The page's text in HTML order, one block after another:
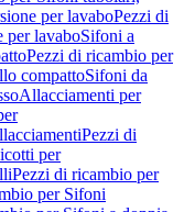
per lavaboPezzi di
per lavaboSifoni a
Pezzi di ricambio per
compattoSifoni da
Allacciamenti per
Pezzi di
per
Pezzi di ricambio per
per Sifoni